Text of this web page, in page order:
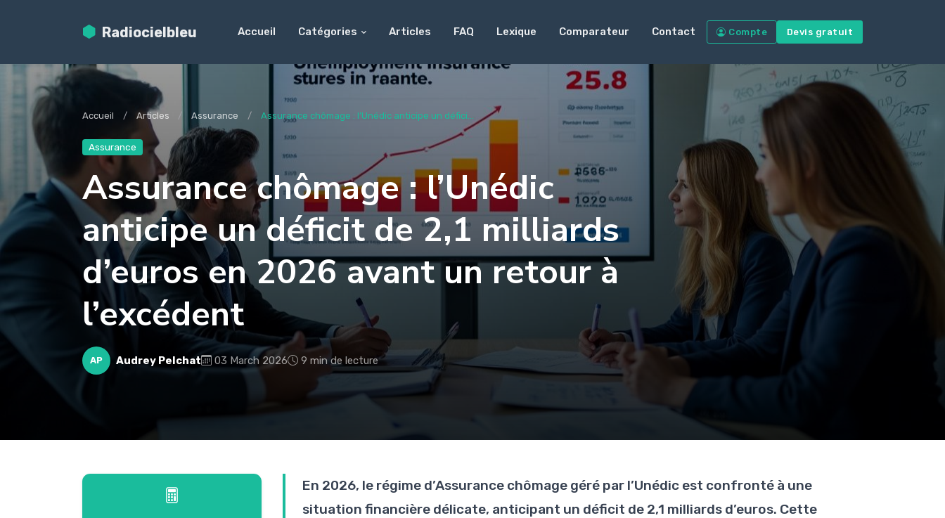
Radiocielbleu Accueil Catégories Articles FAQ Lexique Comparateur Contact Compte Devis gratuit
Accueil Articles Assurance Assurance chômage : l’Unédic anticipe un défici...
Assurance
Assurance chômage : l’Unédic
anticipe un déficit de 2,1 milliards
d’euros en 2026 avant un retour à
l’excédent
AP Audrey Pelchat 03 March 2026 9 min de lecture
En 2026, le régime d’Assurance chômage géré par l’Unédic est confronté à une
situation financière délicate, anticipant un déficit de 2,1 milliards d’euros. Cette